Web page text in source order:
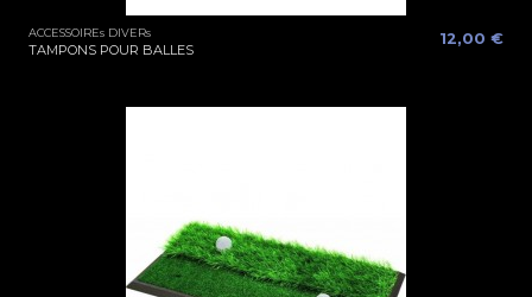
ACCESSOIREs DIVERs
TAMPONS POUR BALLES
12,00 €